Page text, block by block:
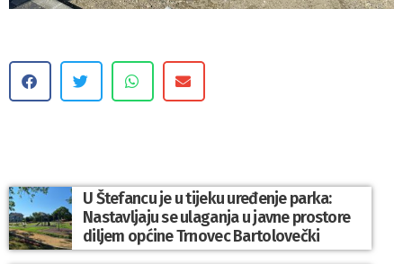
U Štefancu je u tijeku uređenje parka:
Nastavljaju se ulaganja u javne prostore
diljem općine Trnovec Bartolovečki